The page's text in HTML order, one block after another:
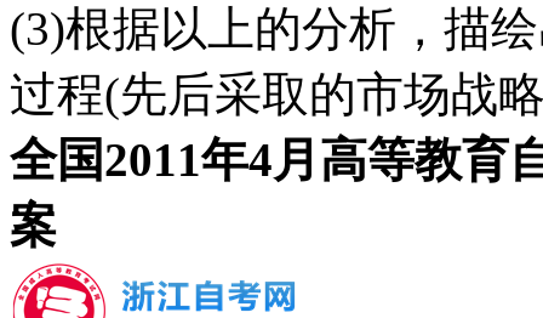
(3)根据以上的分析，描
过程(先后采取的市场战
全国2011年4月高等教育
案